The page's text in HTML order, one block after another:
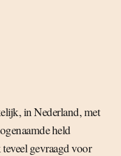
in Nederland, met
held
gevraagd voor